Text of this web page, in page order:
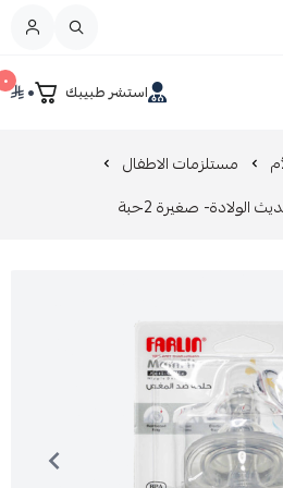
استشر طبيبك ٠ ٠
مستلزمات الاطفال
صغيرة 2حبة